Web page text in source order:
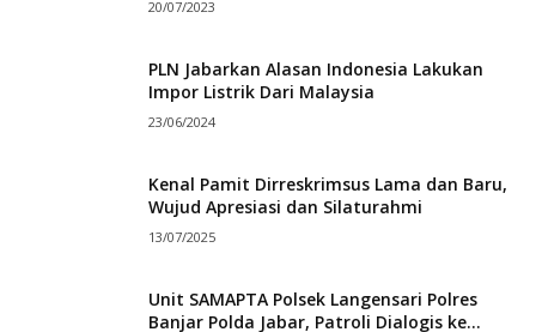
20/07/2023
PLN Jabarkan Alasan Indonesia Lakukan
Impor Listrik Dari Malaysia
23/06/2024
Kenal Pamit Dirreskrimsus Lama dan Baru,
Wujud Apresiasi dan Silaturahmi
13/07/2025
Unit SAMAPTA Polsek Langensari Polres
Banjar Polda Jabar, Patroli Dialogis ke...